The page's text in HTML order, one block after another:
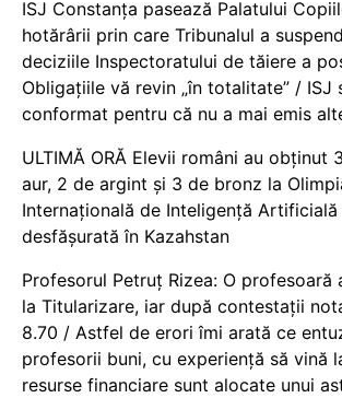
ISJ Constanța pasează Palatului
hotărârii prin care Tribunalul a
deciziile Inspectoratului de tăiere a
Obligațiile vă revin „în totalitate” / ISJ
conformat pentru că nu a mai emis
ULTIMĂ ORĂ Elevii români au obținut
aur, 2 de argint și 3 de bronz la
Internațională de Inteligență Artificială
desfășurată în Kazahstan
Profesorul Petruț Rizea: O profesoară
la Titularizare, iar după contestații
8.70 / Astfel de erori îmi arată ce
profesorii buni, cu experiență să vină
resurse financiare sunt alocate unui